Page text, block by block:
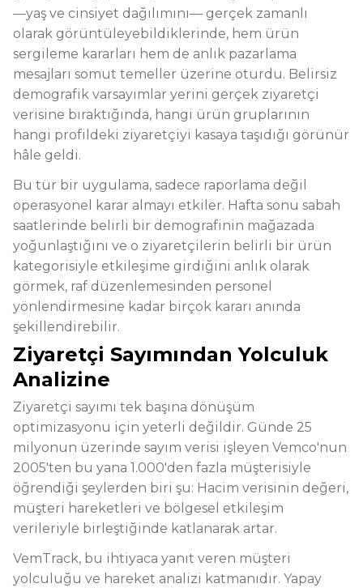
—yaş ve cinsiyet dağılımını— gerçek zamanlı
olarak görüntüleyebildiklerinde, hem ürün
sergileme kararları hem de anlık pazarlama
mesajları somut temeller üzerine oturdu. Belirsiz
demografik varsayımlar yerini gerçek ziyaretçi
verisine bıraktığında, hangi ürün gruplarının
hangi profildeki ziyaretçiyi kasaya taşıdığı görünür
hâle geldi.
Bu tür bir uygulama, sadece raporlama değil
operasyonel karar almayı etkiler. Hafta sonu sabah
saatlerinde belirli bir demografinin mağazada
yoğunlaştığını ve o ziyaretçilerin belirli bir ürün
kategorisiyle etkileşime girdiğini anlık olarak
görmek, raf düzenlemesinden personel
yönlendirmesine kadar birçok kararı anında
şekillendirebilir.
Ziyaretçi Sayımından Yolculuk
Analizine
Ziyaretçi sayımı tek başına dönüşüm
optimizasyonu için yeterli değildir. Günde 25
milyonun üzerinde sayım verisi işleyen Vemco'nun
2005'ten bu yana 1.000'den fazla müşterisiyle
öğrendiği şeylerden biri şu: Hacim verisinin değeri,
müşteri hareketleri ve bölgesel etkileşim
verileriyle birleştiğinde katlanarak artar.
VemTrack, bu ihtiyaca yanıt veren müşteri
yolculuğu ve hareket analizi katmanıdır. Yapay